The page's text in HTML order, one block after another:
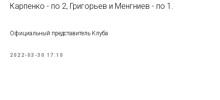
Карпенко - по 2, Григорьев и Менгниев - по 1.
Официальный представитель Клуба
2022-03-30 17:10